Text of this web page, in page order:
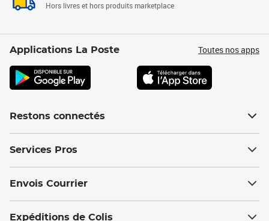
Hors livres et hors produits marketplace
Applications La Poste Toutes nos apps
Restons connectés
Services Pros
Envois Courrier
Expéditions de Colis